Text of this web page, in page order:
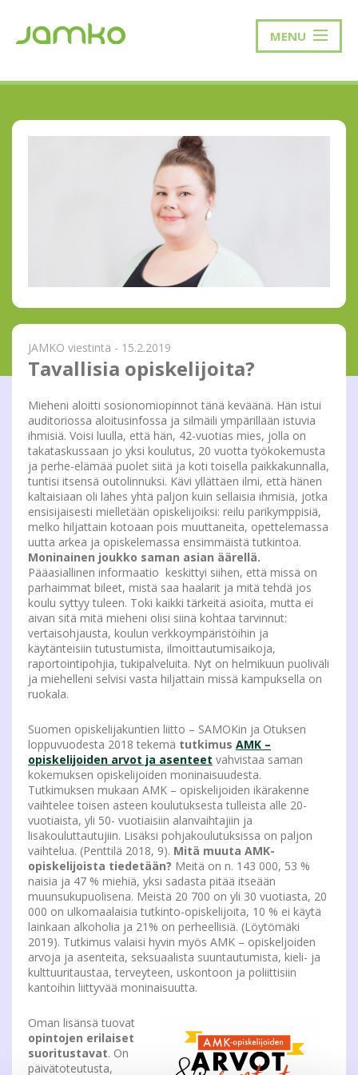
MENU
JAMKO viestintä - 15.2.2019
Tavallisia opiskelijoita?
Mieheni aloitti sosionomiopinnot tänä keväänä. Hän istui
auditoriossa aloitusinfossa ja silmäili ympärillään istuvia
ihmisiä. Voisi luulla, että hän, 42-vuotias mies, jolla on
takataskussaan jo yksi koulutus, 20 vuotta työkokemusta
ja perhe-elämää puolet siitä ja koti toisella paikkakunnalla,
tuntisi itsensä outolinnuksi. Kävi yllättäen ilmi, että hänen
kaltaisiaan oli lähes yhtä paljon kuin sellaisia ihmisiä, jotka
ensisijaisesti mielletään opiskelijoiksi: reilu parikymppisiä,
melko hiljattain kotoaan pois muuttaneita, opettelemassa
uutta arkea ja opiskelemassa ensimmäistä tutkintoa.
Moninainen joukko saman asian äärellä.
Pääasiallinen informaatio keskittyi siihen, että missä on
parhaimmat bileet, mistä saa haalarit ja mitä tehdä jos
koulu syttyy tuleen. Toki kaikki tärkeitä asioita, mutta ei
aivan sitä mitä mieheni olisi siinä kohtaa tarvinnut:
vertaisohjausta, koulun verkkoympäristöihin ja
käytänteisiin tutustumista, ilmoittautumisaikoja,
raportointipohjia, tukipalveluita. Nyt on helmikuun puoliväli
ja miehelleni selvisi vasta hiljattain missä kampuksella on
ruokala.
Suomen opiskelijakuntien liitto – SAMOKin ja Otuksen
loppuvuodesta 2018 tekemä tutkimus AMK –
opiskelijoiden arvot ja asenteet vahvistaa saman
kokemuksen opiskelijoiden moninaisuudesta.
Tutkimuksen mukaan AMK – opiskelijoiden ikärakenne
vaihtelee toisen asteen koulutuksesta tulleista alle 20-
vuotiaista, yli 50- vuotiaisiin alanvaihtajiin ja
lisäkouluttautujiin. Lisäksi pohjakoulutuksissa on paljon
vaihtelua. (Penttilä 2018, 9). Mitä muuta AMK-
opiskelijoista tiedetään? Meitä on n. 143 000, 53 %
naisia ja 47 % miehiä, yksi sadasta pitää itseään
muunsukupuolisena. Meistä 20 700 on yli 30 vuotiasta, 20
000 on ulkomaalaisia tutkinto-opiskelijoita, 10 % ei käytä
lainkaan alkoholia ja 21% on perheellisiä. (Löytömäki
2019). Tutkimus valaisi hyvin myös AMK – opiskeljoiden
arvoja ja asenteita, seksuaalista suuntautumista, kieli- ja
kulttuuritaustaa, terveyteen, uskontoon ja poliittisiin
kantoihin liittyvää moninaisuutta.
Oman lisänsä tuovat
opintojen erilaiset
suoritustavat. On
päivätoteutusta,